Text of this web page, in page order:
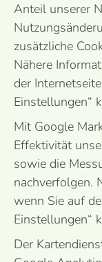
Anteil unserer
zusätzliche
Nähere
der
Einstellungen“
Mit Google
Effektivität
sowie die
nachverfolgen.
wenn Sie auf
Einstellungen“
Der